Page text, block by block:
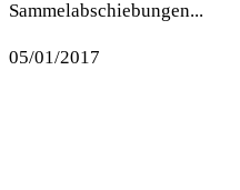
Sammelabschiebungen...
05/01/2017